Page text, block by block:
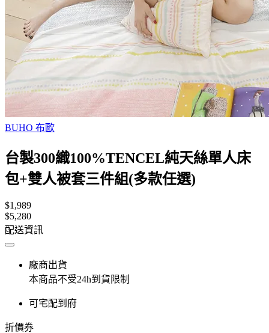
BUHO 布歐
台製300織100%TENCEL純天絲單人床
包+雙人被套三件組(多款任選)
$1,989
$5,280
配送資訊
廠商出貨
本商品不受24h到貨限制
可宅配到府
折價券